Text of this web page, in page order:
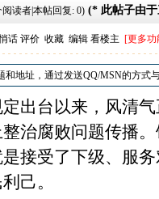
读者|本帖回复: 0) (* 此帖子由
话 评价 收藏 编辑 看楼主 [更多功
和地址，通过发送QQ/MSN的方式
出台以来，风清
治腐败问题传播
接受了下级、服
己。